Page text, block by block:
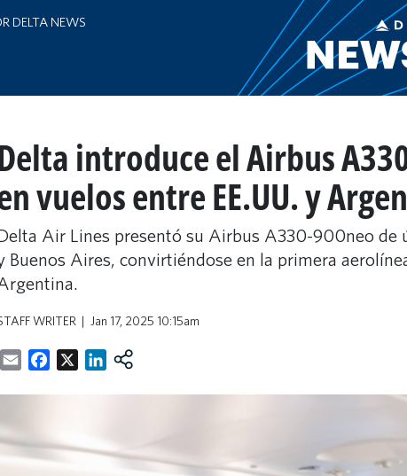
DELTA NEWS
introduce el Airbus
vuelos entre EE.UU. y
Air Lines presentó su Airbus A330-900neo
Buenos Aires, convirtiéndose en la primera
WRITER Jan 17, 2025 10:15am
EmailFacebookLinkedIn